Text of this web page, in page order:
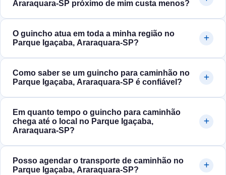
Araraquara‑SP próximo de mim custa menos?
O guincho atua em toda a minha região no
Parque Igaçaba, Araraquara‑SP?
Como saber se um guincho para caminhão no
Parque Igaçaba, Araraquara‑SP é confiável?
Em quanto tempo o guincho para caminhão
chega até o local no Parque Igaçaba,
Araraquara‑SP?
Posso agendar o transporte de caminhão no
Parque Igaçaba, Araraquara‑SP?